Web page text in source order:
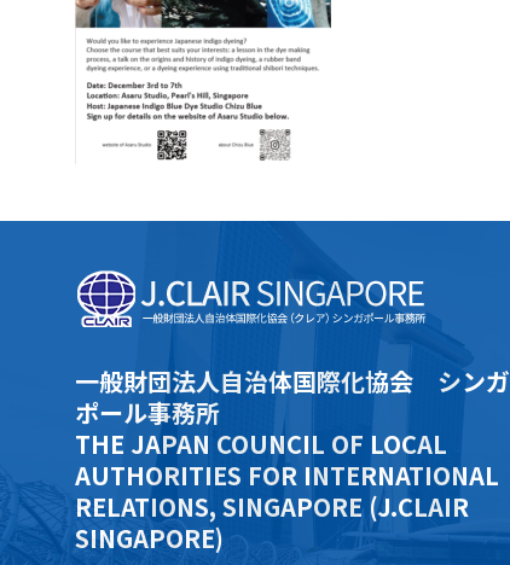
一般財団法人自治体国際化協会 シンガ
ポール事務所
THE JAPAN COUNCIL OF LOCAL
AUTHORITIES FOR INTERNATIONAL
RELATIONS, SINGAPORE (J.CLAIR
SINGAPORE)